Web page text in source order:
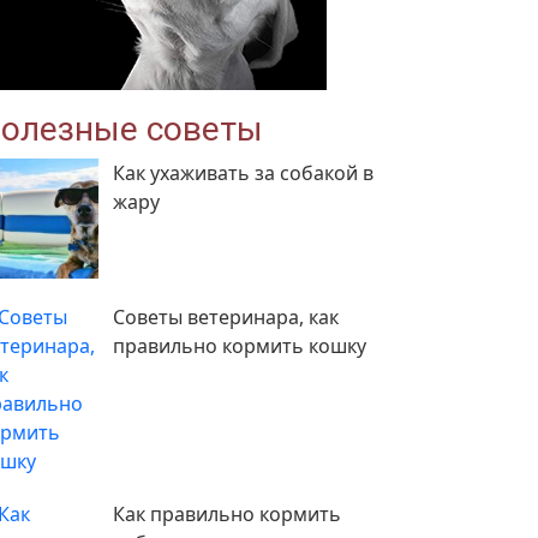
советы
Как ухаживать за собакой в
жару
Советы ветеринара, как
правильно кормить кошку
Как правильно кормить